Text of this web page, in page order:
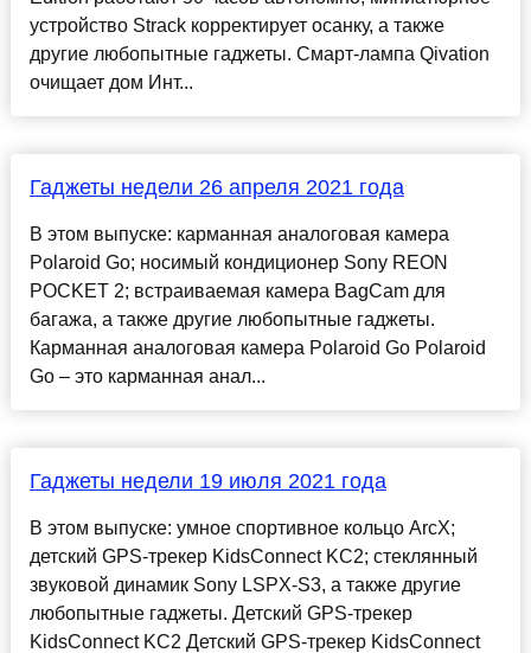
устройство Strack корректирует осанку, а также
другие любопытные гаджеты. Смарт-лампа Qivation
очищает дом Инт...
Гаджеты недели 26 апреля 2021 года
В этом выпуске: карманная аналоговая камера
Polaroid Go; носимый кондиционер Sony REON
POCKET 2; встраиваемая камера BagCam для
багажа, а также другие любопытные гаджеты.
Карманная аналоговая камера Polaroid Go Polaroid
Go – это карманная анал...
Гаджеты недели 19 июля 2021 года
В этом выпуске: умное спортивное кольцо ArcX;
детский GPS-трекер KidsConnect KC2; стеклянный
звуковой динамик Sony LSPX-S3, а также другие
любопытные гаджеты. Детский GPS-трекер
KidsConnect KC2 Детский GPS-трекер KidsConnect